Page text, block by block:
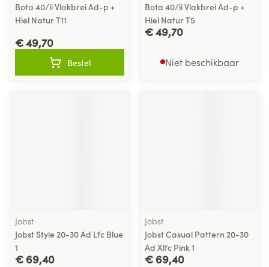
Bota 40/ii Vlakbrei Ad-p +
Hiel Natur T11
€ 49,70
Bestel
Bota 40/ii Vlakbrei Ad-p +
Hiel Natur T5
€ 49,70
Niet beschikbaar
Jobst
Jobst Style 20-30 Ad Lfc Blue
1
€ 69,40
Jobst
Jobst Casual Pattern 20-30
Ad Xlfc Pink 1
€ 69,40